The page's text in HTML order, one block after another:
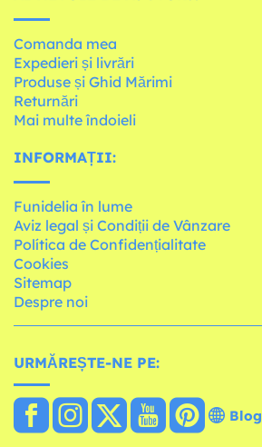
Comanda mea
Expedieri și livrări
Produse și Ghid Mărimi
Returnări
Mai multe îndoieli
INFORMAȚII:
Funidelia în lume
Aviz legal și Condiții de Vânzare
Política de Confidențialitate
Cookies
Sitemap
Despre noi
URMĂREȘTE-NE PE:
Blog